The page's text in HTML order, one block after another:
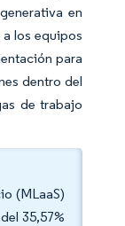
en
los equipos
para
dentro del
de trabajo
(MLaaS)
35,57%